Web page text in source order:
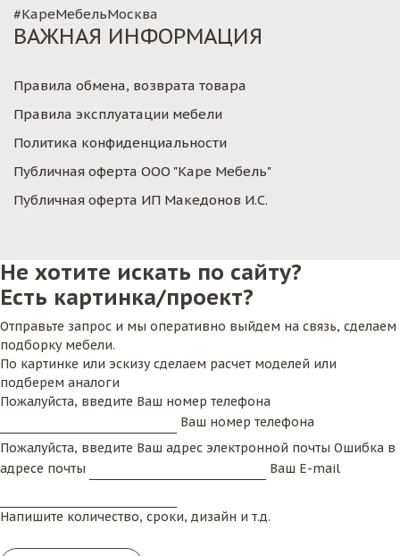
#КареМебельМосква
ВАЖНАЯ ИНФОРМАЦИЯ
Правила обмена, возврата товара
Правила эксплуатации мебели
Политика конфиденциальности
Публичная оферта ООО "Каре Мебель"
Публичная оферта ИП Македонов И.С.
Не хотите искать по сайту?
Есть картинка/проект?
Отправьте запрос и мы оперативно выйдем на связь, сделаем
подборку мебели.
По картинке или эскизу сделаем расчет моделей или
подберем аналоги
Пожалуйста, введите Ваш номер телефона
Ваш номер телефона
Пожалуйста, введите Ваш адрес электронной почты Ошибка в
адресе почты
Ваш E-mail
Напишите количество, сроки, дизайн и т.д.